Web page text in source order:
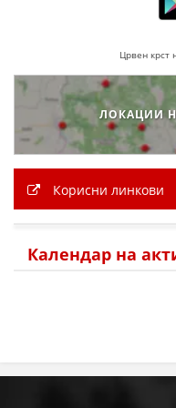
Црвен крст
ЛОКАЦИИ
Корисни линкови
Календар на